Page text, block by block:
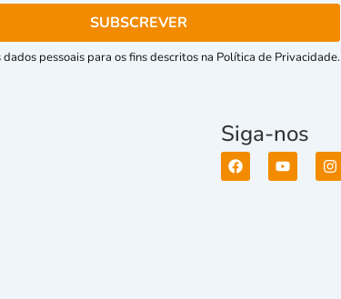
pessoais para os fins descritos na Política de Privacidade.
Siga-nos